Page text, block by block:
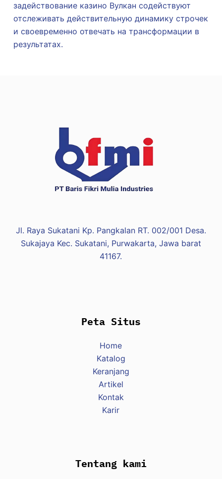
задействование казино Вулкан содействуют
отслеживать действительную динамику строчек
и своевременно отвечать на трансформации в
результатах.
Jl. Raya Sukatani Kp. Pangkalan RT. 002/001 Desa.
Sukajaya Kec. Sukatani, Purwakarta, Jawa barat
41167.
Peta Situs
Home
Katalog
Keranjang
Artikel
Kontak
Karir
Tentang kami